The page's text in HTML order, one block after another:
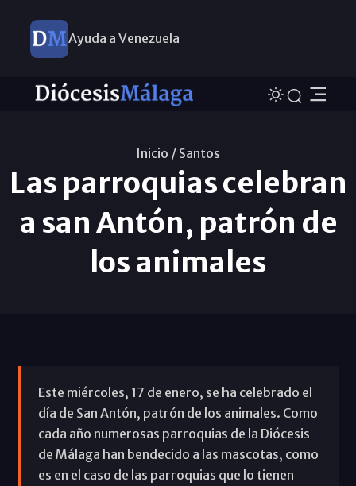
Ayuda a Venezuela
Inicio / Santos
Las parroquias celebran
a san Antón, patrón de
los animales
Este miércoles, 17 de enero, se ha celebrado el
día de San Antón, patrón de los animales. Como
cada año numerosas parroquias de la Diócesis
de Málaga han bendecido a las mascotas, como
es en el caso de las parroquias que lo tienen